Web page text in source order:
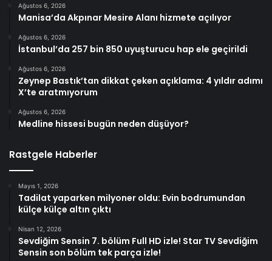
Ağustos 6, 2026
Manisa’da Akpınar Mesire Alanı hizmete açılıyor
Ağustos 6, 2026
İstanbul’da 257 bin 850 uyuşturucu hap ele geçirildi
Ağustos 6, 2026
Zeynep Bastık’tan dikkat çeken açıklama: 4 yıldır adımı
X’te aratmıyorum
Ağustos 6, 2026
Medline hissesi bugün neden düşüyor?
Rastgele Haberler
Mayıs 1, 2026
Tadilat yaparken milyoner oldu: Evin bodrumundan
külçe külçe altın çıktı
Nisan 12, 2026
Sevdiğim Sensin 7. bölüm Full HD izle! Star TV Sevdiğim
Sensin son bölüm tek parça izle!